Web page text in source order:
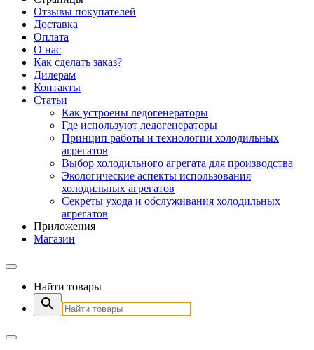
Отзывы покупателей
Доставка
Оплата
О нас
Как сделать заказ?
Дилерам
Контакты
Статьи
Как устроены ледогенераторы
Где используют ледогенераторы
Принцип работы и технологии холодильных
агрегатов
Выбор холодильного агрегата для производства
Экологические аспекты использования
холодильных агрегатов
Секреты ухода и обслуживания холодильных
агрегатов
Приложения
Магазин
Найти товары